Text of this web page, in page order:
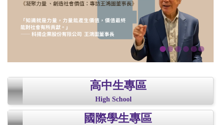
高中生專區
High School
國際學生專區